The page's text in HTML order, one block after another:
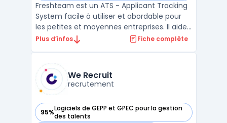
Freshteam est un ATS - Applicant Tracking
System facile à utiliser et abordable pour
les petites et moyennes entreprises. Il aide
les entreprises à gérer leur processus de
des candidats. Avec Freshteam, vous
pouvez créer d ...
Plus d’infos Fiche complète
We Recruit
recrutement
95%Logiciels de GEPP et GPEC pour la gestion
des talents
— voir We Recruit dans cette catégorie